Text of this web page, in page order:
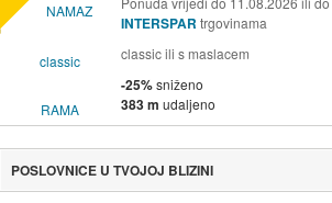
INTERSPAR trgovinama
classic ili s maslacem
-25%sniženo
383 m udaljeno
POSLOVNICE U TVOJOJ BLIZINI